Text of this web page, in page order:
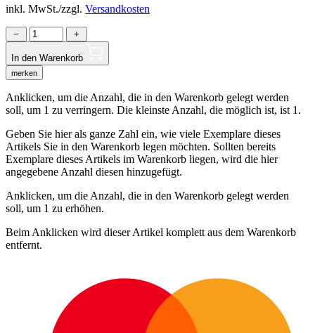
inkl. MwSt./zzgl. Versandkosten
− +
In den Warenkorb
merken
Anklicken, um die Anzahl, die in den Warenkorb gelegt werden
soll, um 1 zu verringern. Die kleinste Anzahl, die möglich ist, ist 1.
Geben Sie hier als ganze Zahl ein, wie viele Exemplare dieses
Artikels Sie in den Warenkorb legen möchten. Sollten bereits
Exemplare dieses Artikels im Warenkorb liegen, wird die hier
angegebene Anzahl diesen hinzugefügt.
Anklicken, um die Anzahl, die in den Warenkorb gelegt werden
soll, um 1 zu erhöhen.
Beim Anklicken wird dieser Artikel komplett aus dem Warenkorb
entfernt.